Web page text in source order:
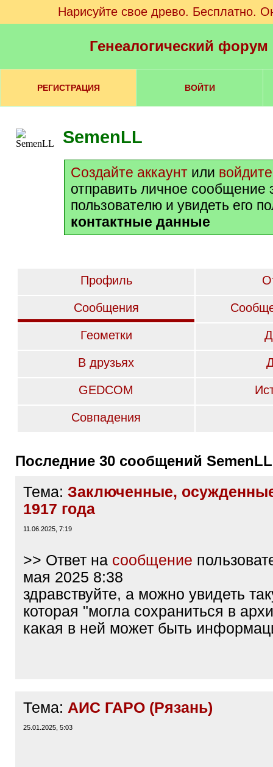
Нарисуйте свое древо. Бесплатно.
Генеалогический
РЕГИСТРАЦИЯ ВОЙТИ
SemenLL
Создайте аккаунт или войдите
отправить личное сообщение
пользователю и увидеть его
контактные данные
Профиль
Сообщения
Геометки
В друзьях
GEDCOM
Совпадения
Последние 30 сообщений SemenLL
Тема: Заключенные,
1917 года
11.06.2025, 7:19
>> Ответ на сообщение
мая 2025 8:38
здравствуйте, а можно увидеть
которая "могла сохраниться в
какая в ней может быть
Тема: АИС ГАРО (Рязань)
25.01.2025, 5:03